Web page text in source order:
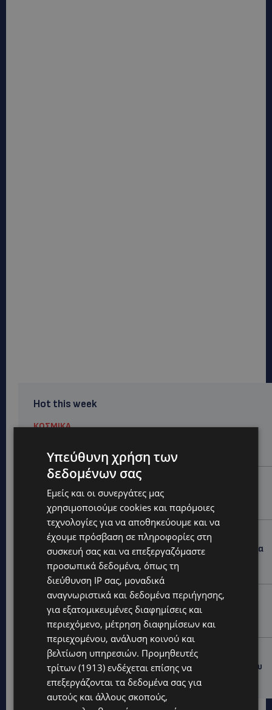
Hot this week
ΚΟΣΜΙΚΑ
χρόνια ενός ιστορικού ξενοδοχείου-Ποιους είδαμε
UPDATES
ΦΟΝΟΣ ΣΤΗΝ ΚΕΡΥΝΕΙΑ: Νεκρός 40χρονος – Επτά
συλλήψεις, ο ένας τραυματισμένος
UPDATES
ΛΑΡΝΑΚΑ: Παράπονα για την πρόσβαση στην παραλία
σκύλων – Πολίτες ζητούν λύσεις για ηλικιωμένους
και άτομα με αναπηρία-(Φώτο)
VIBE NEWS
Διεθνώς αναγνωρισμένα κρασιά στην κορυφαία
σχέση ποιότητας-τιμής από τη Lidl Κύπρου
UPDATES
Ξεκίνησε η αντικατάσταση 100 χιλιομέτρων δικτύου
ύδρευσης στο κέντρο της Λεμεσού
Υπεύθυνη χρήση των
δεδομένων σας
Εμείς και οι συνεργάτες μας
χρησιμοποιούμε cookies και παρόμοιες
τεχνολογίες για να αποθηκεύουμε και να
έχουμε πρόσβαση σε πληροφορίες στη
συσκευή σας και να επεξεργαζόμαστε
προσωπικά δεδομένα, όπως τη
διεύθυνση IP σας, μοναδικά
αναγνωριστικά και δεδομένα περιήγησης,
για εξατομικευμένες διαφημίσεις και
περιεχόμενο, μέτρηση διαφημίσεων και
περιεχομένου, ανάλυση κοινού και
βελτίωση υπηρεσιών. Προμηθευτές
τρίτων (1913) ενδέχεται επίσης να
επεξεργάζονται τα δεδομένα σας για
αυτούς και άλλους σκοπούς,